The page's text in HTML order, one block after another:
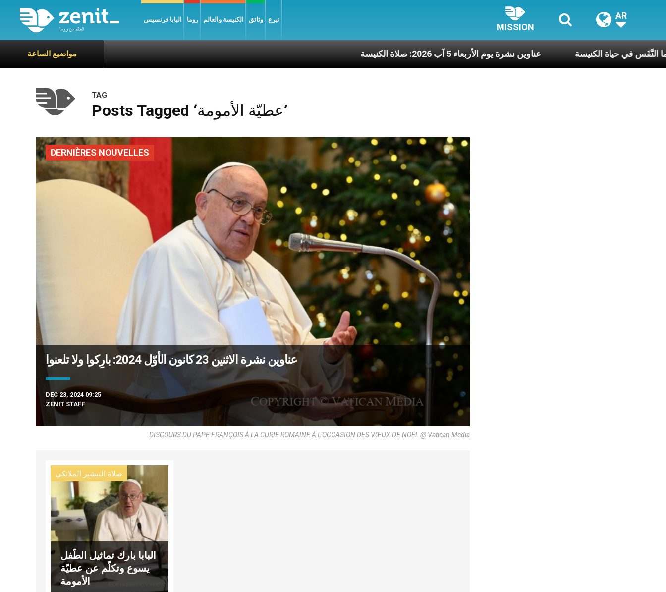
البابا فرنسيس روما الكنيسة والعالم وثائق تبرع
MISSION
AR
مواضيع الساعة عناوين نشرة يوم الأربعاء 5 آب 2026: صلاة الكنيسة وكلّ يوم، هما النَّفَس في حياة الكنيسة
TAG
Posts Tagged ‘عطيّة الأمومة’
DERNIÈRES NOUVELLES
عناوين نشرة الاثنين 23 كانون الأوّل 2024: بارِكوا ولا تلعنوا
DEC 23, 2024 09:25
ZENIT STAFF
DISCOURS DU PAPE FRANÇOIS À LA CURIE ROMAINE À L'OCCASION DES VŒUX DE NOËL @ Vatican Media
صلاة التبشير الملائكي
البابا بارك تماثيل الطّفل
يسوع وتكلّم عن عطيّة
الأمومة